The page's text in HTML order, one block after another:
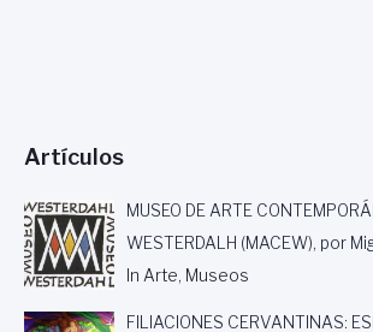
Artículos
MUSEO DE ARTE
WESTERDALH (MACEW), por
In Arte, Museos
FILIACIONES CERVANTINAS: